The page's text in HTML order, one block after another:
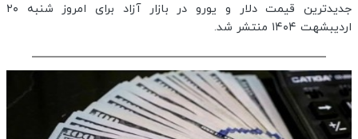
جدیدترین قیمت دلار و یورو در بازار آزاد برای امروز شنبه ۲۰
اردیبشهت ۱۴۰۴ منتشر شد.